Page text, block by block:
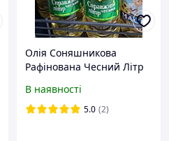
Олія Соняшникова
Рафінована Чесний Літр
В наявності
5.0 (2)